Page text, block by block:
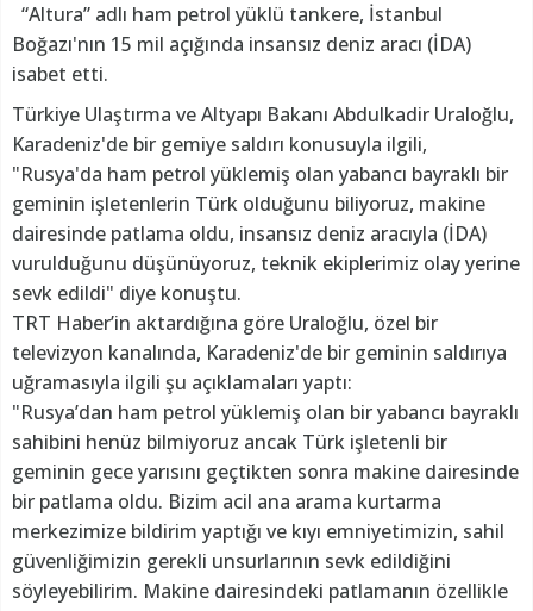
“Altura” adlı ham petrol yüklü tankere, İstanbul
Boğazı'nın 15 mil açığında insansız deniz aracı (İDA)
isabet etti.
Türkiye Ulaştırma ve Altyapı Bakanı Abdulkadir Uraloğlu,
Karadeniz'de bir gemiye saldırı konusuyla ilgili,
"Rusya'da ham petrol yüklemiş olan yabancı bayraklı bir
geminin işletenlerin Türk olduğunu biliyoruz, makine
dairesinde patlama oldu, insansız deniz aracıyla (İDA)
vurulduğunu düşünüyoruz, teknik ekiplerimiz olay yerine
sevk edildi" diye konuştu.
TRT Haber’in aktardığına göre Uraloğlu, özel bir
televizyon kanalında, Karadeniz'de bir geminin saldırıya
uğramasıyla ilgili şu açıklamaları yaptı:
"Rusya’dan ham petrol yüklemiş olan bir yabancı bayraklı
sahibini henüz bilmiyoruz ancak Türk işletenli bir
geminin gece yarısını geçtikten sonra makine dairesinde
bir patlama oldu. Bizim acil ana arama kurtarma
merkezimize bildirim yaptığı ve kıyı emniyetimizin, sahil
güvenliğimizin gerekli unsurlarının sevk edildiğini
söyleyebilirim. Makine dairesindeki patlamanın özellikle